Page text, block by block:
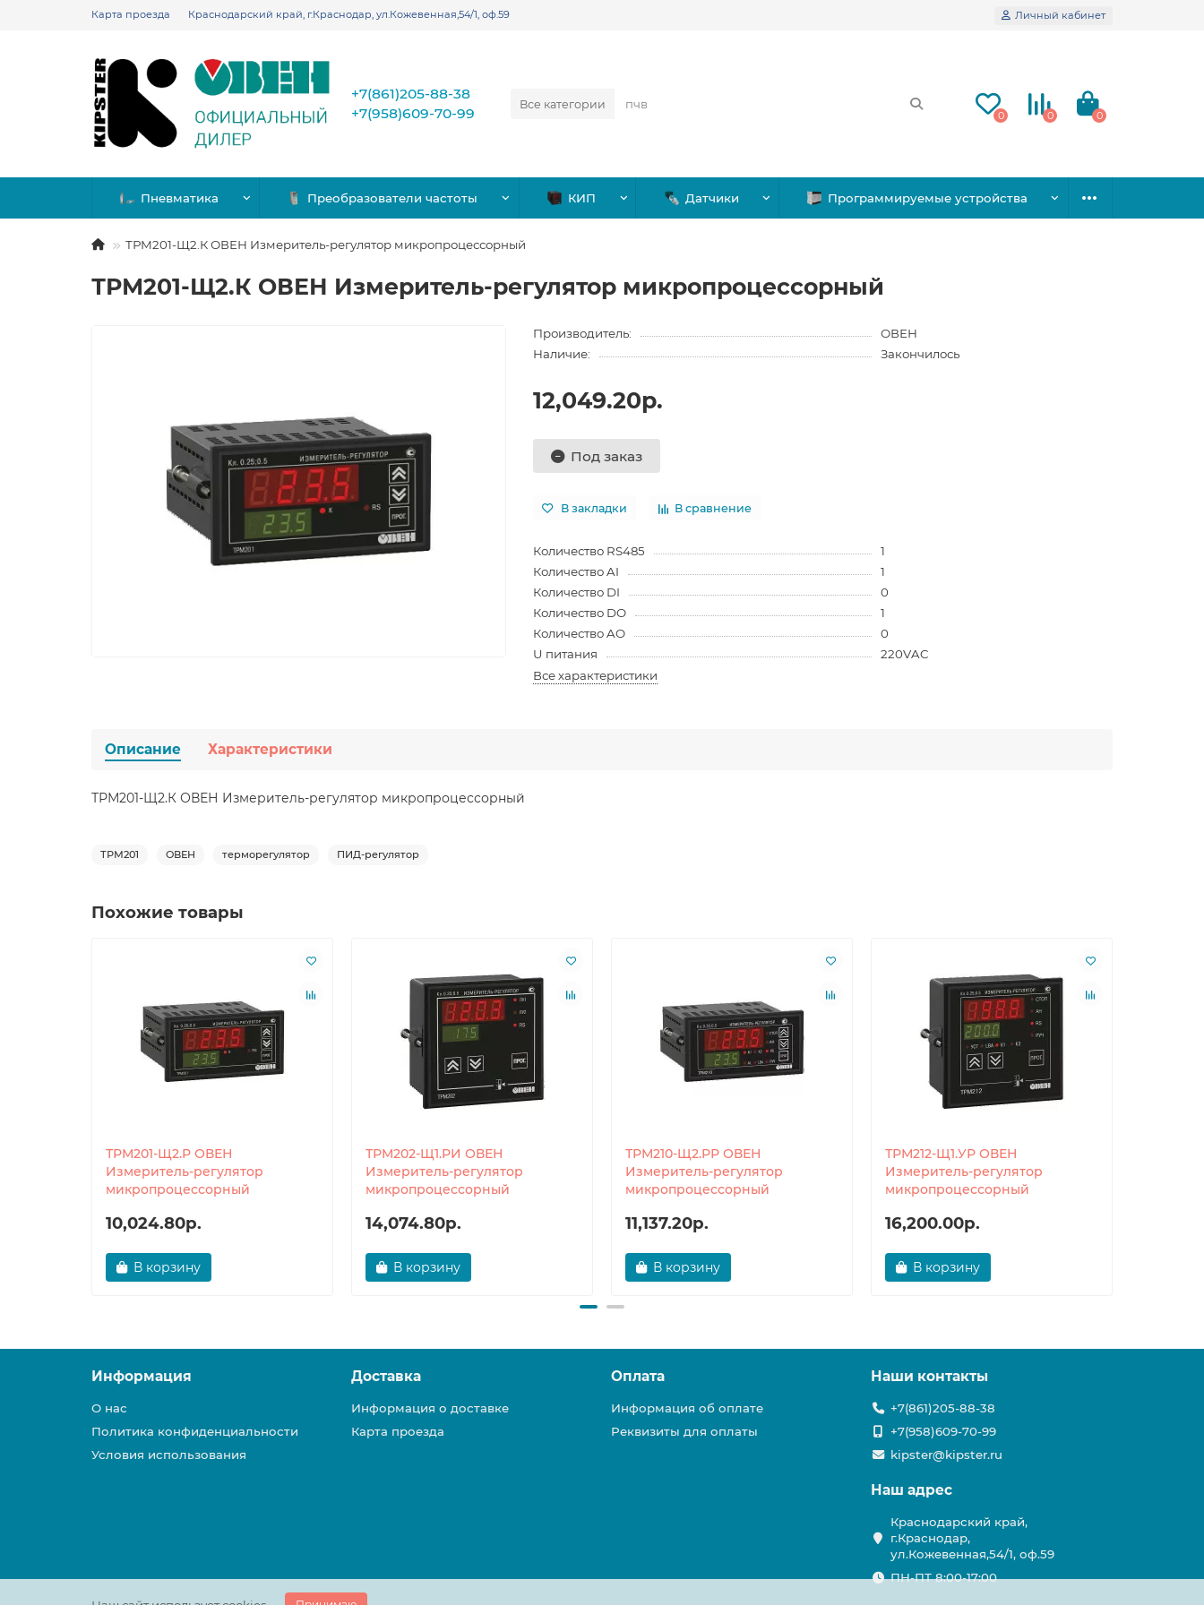
Карта проезда Краснодарский край, г.Краснодар, ул.Кожевенная,54/1, оф.59 Личный кабинет
Все категории
+7(861)205-88-38
+7(958)609-70-99
0 0 0
Пневматика Преобразователи частоты КИП Датчики Программируемые устройства
ТРМ201-Щ2.К ОВЕН Измеритель-регулятор микропроцессорный
ТРМ201-Щ2.К ОВЕН Измеритель-регулятор микропроцессорный
Производитель:
ОВЕН
Наличие:
Закончилось
12,049.20р.
Под заказ
В закладки В сравнение
Количество RS485
1
Количество AI
1
Количество DI
0
Количество DO
1
Количество AO
0
U питания
220VAC
Все характеристики
Описание Характеристики
ТРМ201-Щ2.К ОВЕН Измеритель-регулятор микропроцессорный
ТРМ201 ОВЕН терморегулятор ПИД-регулятор
Похожие товары
ТРМ201-Щ2.Р ОВЕН
Измеритель-регулятор
микропроцессорный
10,024.80р.
В корзину
ТРМ202-Щ1.РИ ОВЕН
Измеритель-регулятор
микропроцессорный
14,074.80р.
В корзину
ТРМ210-Щ2.РР ОВЕН
Измеритель-регулятор
микропроцессорный
11,137.20р.
В корзину
ТРМ212-Щ1.УР ОВЕН
Измеритель-регулятор
микропроцессорный
16,200.00р.
В корзину
Информация
О нас
Политика конфиденциальности
Условия использования
Доставка
Информация о доставке
Карта проезда
Оплата
Информация об оплате
Реквизиты для оплаты
Наши контакты
+7(861)205-88-38
+7(958)609-70-99
kipster@kipster.ru
Наш адрес
Краснодарский край,
г.Краснодар,
ул.Кожевенная,54/1, оф.59
ПН-ПТ 8:00-17:00